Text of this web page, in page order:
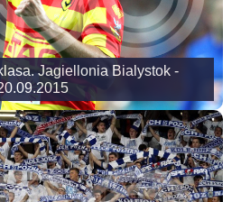
Jagiellonia Bialystok -